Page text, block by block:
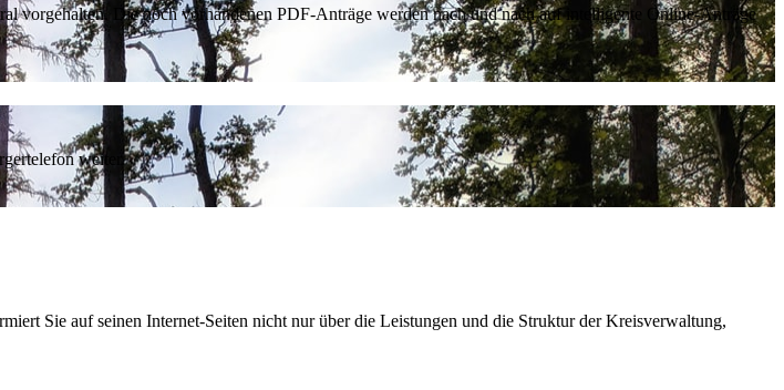
vorgehalten. Die noch vorhandenen PDF-Anträge werden nach und nach auf intelligente Online-Anträge
weiter.
Sie auf seinen Internet-Seiten nicht nur über die Leistungen und die Struktur der Kreisverwaltung,